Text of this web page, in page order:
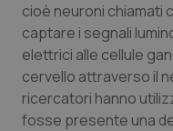
Marche
Molise
Piemonte
Donna & Salute
Epatiti
HIV
cioè neuroni chiamati
captare i segnali
elettrici alle cellule
cervello attraverso il
ricercatori hanno
fosse presente una